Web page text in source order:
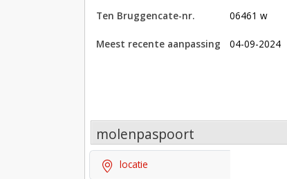
Ten Bruggencate-nr. 06461 w
Meest recente aanpassing 04-09-2024
molenpaspoort
locatie